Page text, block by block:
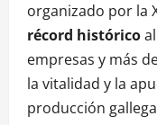
organizado por la
récord histórico
empresas y más
la vitalidad y la
producción